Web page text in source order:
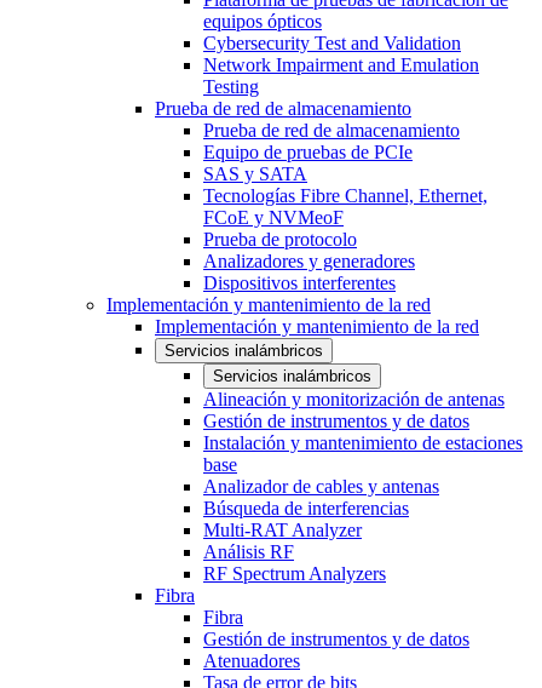
equipos ópticos
Cybersecurity Test and Validation
Network Impairment and Emulation
Testing
Prueba de red de almacenamiento
Prueba de red de almacenamiento
Equipo de pruebas de PCIe
SAS y SATA
Tecnologías Fibre Channel, Ethernet,
FCoE y NVMeoF
Prueba de protocolo
Analizadores y generadores
Dispositivos interferentes
Implementación y mantenimiento de la red
Implementación y mantenimiento de la red
Servicios inalámbricos
Servicios inalámbricos
Alineación y monitorización de antenas
Gestión de instrumentos y de datos
Instalación y mantenimiento de estaciones
base
Analizador de cables y antenas
Búsqueda de interferencias
Multi-RAT Analyzer
Análisis RF
RF Spectrum Analyzers
Fibra
Fibra
Gestión de instrumentos y de datos
Atenuadores
Tasa de error de bits